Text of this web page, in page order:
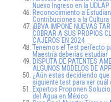
Nuevo Ingreso en la UDLAP
Reconocimiento a
Contribuciones a la Cultura
¡BBVA IMPONE NUEVAS
COBRAR A SUS PROPIOS
CAJEROS EN 2024
Tenemos el Test perfecto
Maestría deberías estudiar
DISPUTA DE PATENTES
ALGUNOS MODELOS DE
¿Aún estas decidiendo que
siguiente test para ver cuál
Expertos Proponen
del Agua en México